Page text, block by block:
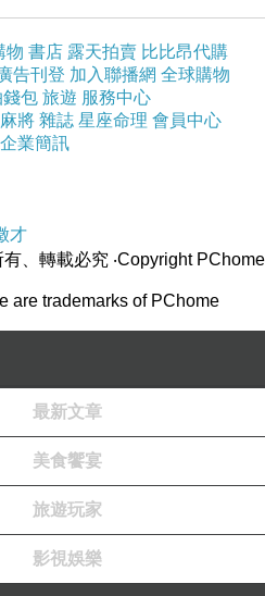
物 書店 露天拍賣 比比昂代購
告刊登 加入聯播網 全球購物
錢包 旅遊 服務中心
將 雜誌 星座命理 會員中心
企業簡訊
才
有、轉載必究 ‧Copyright PChome
are trademarks of PChome
最新文章
美食饗宴
旅遊玩家
影視娛樂